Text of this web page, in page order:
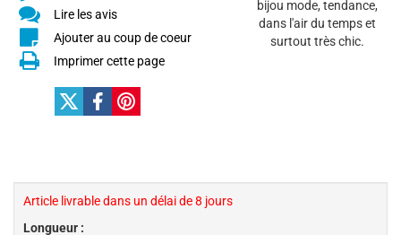
Lire les avis
Ajouter au coup de coeur
Imprimer cette page
Article livrable dans un délai de 8 jours
Longueur :
bijou mode, tendance,
dans l'air du temps et
surtout très chic.